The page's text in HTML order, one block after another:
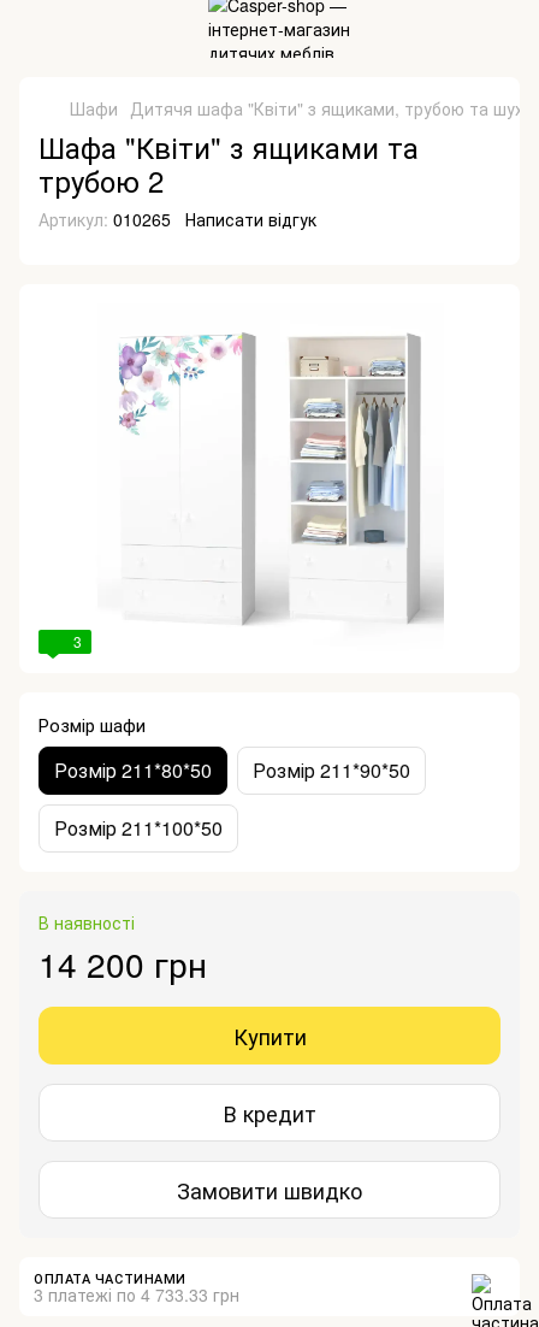
Шафи Дитячя шафа "Квіти" з ящиками, трубою та
Шафа "Квіти" з ящиками та
трубою 2
Артикул: 010265 Написати відгук
3
Розмір шафи
Розмір 211*80*50 Розмір 211*90*50
Розмір 211*100*50
В наявності
14 200 грн
Купити
В кредит
Замовити швидко
ОПЛАТА ЧАСТИНАМИ
3 платежі по 4 733.33 грн